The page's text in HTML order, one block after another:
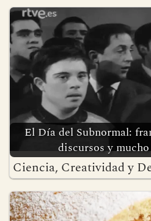
El Día del Subnormal:
discursos y
Ciencia, Creatividad y